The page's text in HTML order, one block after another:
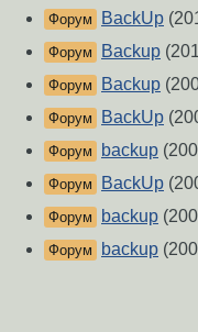
Форум BackUp
Форум Backup
Форум Backup
Форум BackUp
Форум backup
Форум BackUp
Форум backup
Форум backup